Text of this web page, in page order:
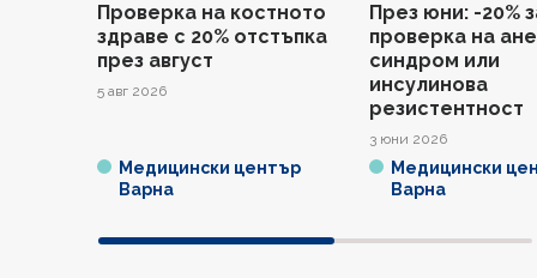
Проверка на костното
здраве с 20% отстъпка
през август
5 авг 2026
Медицински център
Варна
През юни: -20%
проверка на
синдром или
инсулинова
резистентност
3 юни 2026
Медицински
Варна